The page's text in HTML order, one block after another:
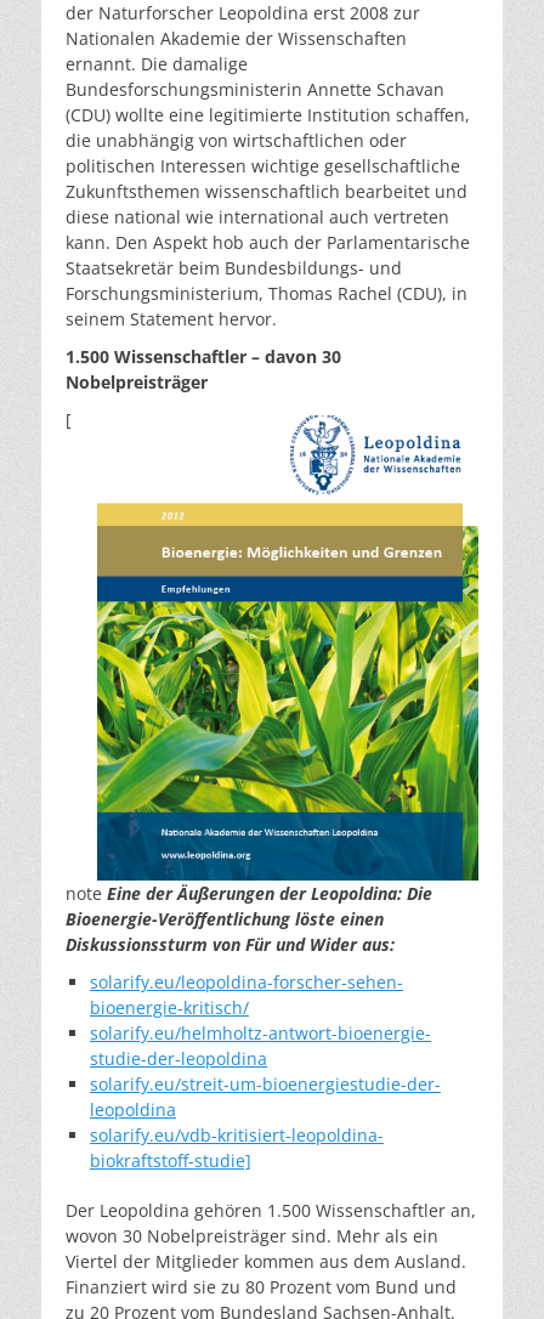
der Naturforscher Leopoldina erst 2008 zur
Nationalen Akademie der Wissenschaften
ernannt. Die damalige
Bundesforschungsministerin Annette Schavan
(CDU) wollte eine legitimierte Institution schaffen,
die unabhängig von wirtschaftlichen oder
politischen Interessen wichtige gesellschaftliche
Zukunftsthemen wissenschaftlich bearbeitet und
diese national wie international auch vertreten
kann. Den Aspekt hob auch der Parlamentarische
Staatsekretär beim Bundesbildungs- und
Forschungsministerium, Thomas Rachel (CDU), in
seinem Statement hervor.
1.500 Wissenschaftler – davon 30
Nobelpreisträger
[
note Eine der Äußerungen der Leopoldina: Die
Bioenergie-Veröffentlichung löste einen
Diskussionssturm von Für und Wider aus:
solarify.eu/leopoldina-forscher-sehen-
bioenergie-kritisch/
solarify.eu/helmholtz-antwort-bioenergie-
studie-der-leopoldina
solarify.eu/streit-um-bioenergiestudie-der-
leopoldina
solarify.eu/vdb-kritisiert-leopoldina-
biokraftstoff-studie]
Der Leopoldina gehören 1.500 Wissenschaftler an,
wovon 30 Nobelpreisträger sind. Mehr als ein
Viertel der Mitglieder kommen aus dem Ausland.
Finanziert wird sie zu 80 Prozent vom Bund und
zu 20 Prozent vom Bundesland Sachsen-Anhalt.